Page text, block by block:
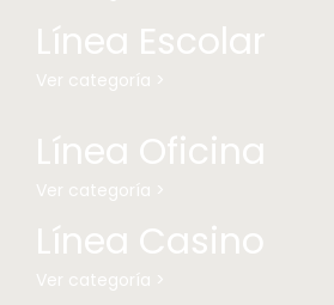
Línea Escolar
Ver categoría >
Línea Oficina
Ver categoría >
Línea Casino
Ver categoría >